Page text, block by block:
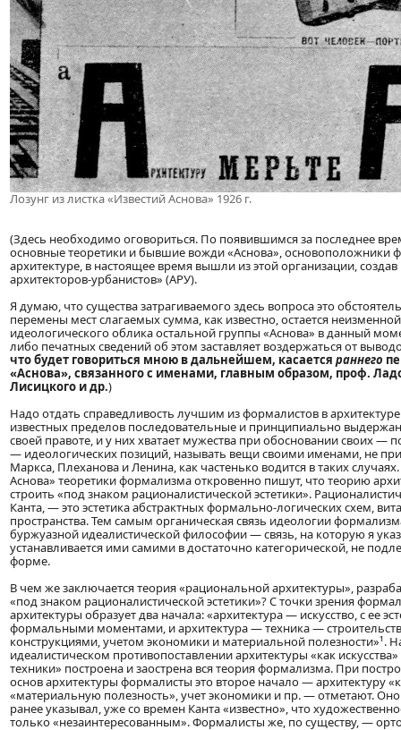
Лозунг из листка «Известий Аснова» 1926 г.
(Здесь необходимо оговориться. По появившимся за последнее
основные теоретики и бывшие вожди «Аснова», основоположники
архитектуре, в настоящее время вышли из этой организации,
архитекторов-урбанистов» (АРУ).
Я думаю, что существа затрагиваемого здесь вопроса это
перемены мест слагаемых сумма, как известно, остается
идеологического облика остальной группы «Аснова» в данный
либо печатных сведений об этом заставляет воздержаться от
что будет говориться мною в дальнейшем, касается раннего
«Аснова», связанного с именами, главным образом, проф.
Лисицкого и др.)
Надо отдать справедливость лучшим из формалистов в
известных пределов последовательные и принципиально
своей правоте, и у них хватает мужества при обосновании своих —
— идеологических позиций, называть вещи своими именами, не
Маркса, Плеханова и Ленина, как частенько водится в таких
Аснова» теоретики формализма откровенно пишут, что теорию
строить «под знаком рационалистической эстетики».
Канта, — это эстетика абстрактных формально-логических схем,
пространства. Тем самым органическая связь идеологии
буржуазной идеалистической философии — связь, на которую я
устанавливается ими самими в достаточно категорической, не
форме.
В чем же заключается теория «рациональной архитектуры»,
«под знаком рационалистической эстетики»? С точки зрения
архитектуры образует два начала: «архитектура — искусство, с ее
формальными моментами, и архитектура — техника —
конструкциями, учетом экономики и материальной полезности»¹.
идеалистическом противопоставлении архитектуры «как
техники» построена и заострена вся теория формализма. При
основ архитектуры формалисты это второе начало — архитектуру
«материальную полезность», учет экономики и пр. — отметают.
ранее указывал, уже со времен Канта «известно», что
только «незаинтересованным». Формалисты же, по существу, —